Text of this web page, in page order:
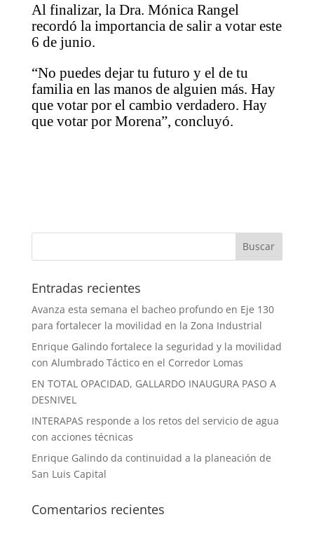
Al finalizar, la Dra. Mónica Rangel
recordó la importancia de salir a votar este
6 de junio.
“No puedes dejar tu futuro y el de tu
familia en las manos de alguien más. Hay
que votar por el cambio verdadero. Hay
que votar por Morena”, concluyó.
Entradas recientes
Avanza esta semana el bacheo profundo en Eje 130
para fortalecer la movilidad en la Zona Industrial
Enrique Galindo fortalece la seguridad y la movilidad
con Alumbrado Táctico en el Corredor Lomas
EN TOTAL OPACIDAD, GALLARDO INAUGURA PASO A
DESNIVEL
INTERAPAS responde a los retos del servicio de agua
con acciones técnicas
Enrique Galindo da continuidad a la planeación de
San Luis Capital
Comentarios recientes